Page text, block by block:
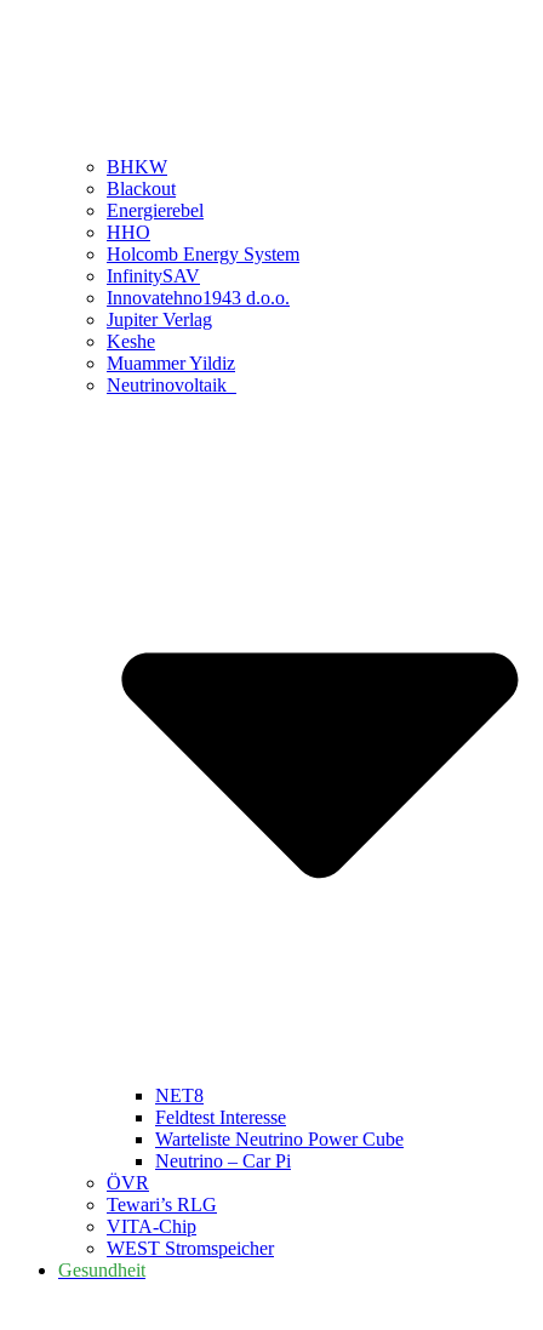
BHKW
Blackout
Energierebel
HHO
Holcomb Energy System
InfinitySAV
Innovatehno1943 d.o.o.
Jupiter Verlag
Keshe
Muammer Yildiz
Neutrinovoltaik
NET8
Feldtest Interesse
Warteliste Neutrino Power Cube
Neutrino – Car Pi
ÖVR
Tewari’s RLG
VITA-Chip
WEST Stromspeicher
Gesundheit